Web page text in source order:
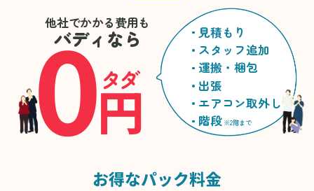
他社でかかる費用も
バディなら
0円
タダ
見積もり
スタッフ追加
運搬・梱包
出張
エアコン取外し
階段 ※2階まで
お得なパック料金